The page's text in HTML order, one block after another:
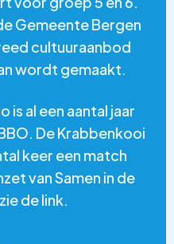
Gemeente Bergen
cultuuraanbod
wordt gemaakt.
is al een aantal jaar
De Krabbenkooi
keer een match
van Samen in de
de link.